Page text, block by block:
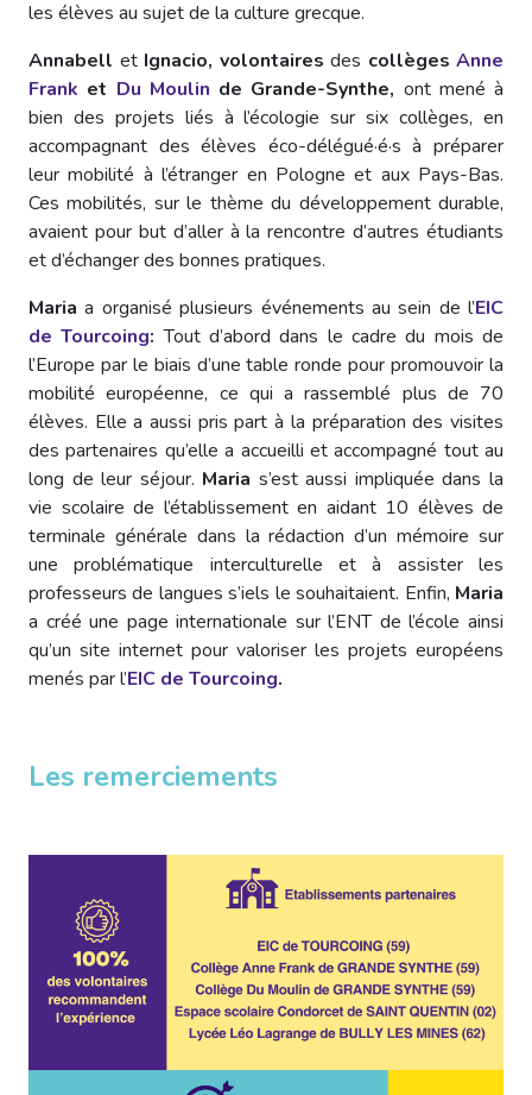
les élèves au sujet de la culture grecque.
Annabell et Ignacio, volontaires des collèges Anne
Frank et Du Moulin de Grande-Synthe, ont mené à
bien des projets liés à l’écologie sur six collèges, en
accompagnant des élèves éco-délégué·é·s à préparer
leur mobilité à l’étranger en Pologne et aux Pays-Bas.
Ces mobilités, sur le thème du développement durable,
avaient pour but d’aller à la rencontre d’autres étudiants
et d’échanger des bonnes pratiques.
Maria a organisé plusieurs événements au sein de l’EIC
de Tourcoing:Tout d’abord dans le cadre du mois de
l’Europe par le biais d’une table ronde pour promouvoir la
mobilité européenne, ce qui a rassemblé plus de 70
élèves. Elle a aussi pris part à la préparation des visites
des partenaires qu’elle a accueilli et accompagné tout au
long de leur séjour. Maria s’est aussi impliquée dans la
vie scolaire de l’établissement en aidant 10 élèves de
terminale générale dans la rédaction d’un mémoire sur
une problématique interculturelle et à assister les
professeurs de langues s’iels le souhaitaient. Enfin, Maria
a créé une page internationale sur l’ENT de l’école ainsi
qu’un site internet pour valoriser les projets européens
menés par l’EIC de Tourcoing.
Les remerciements